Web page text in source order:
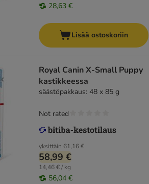
28,63 €
Lisää ostoskoriin
Royal Canin X-Small Puppy
kastikkeessa
säästöpakkaus: 48 x 85 g
yksittäin 61,16 €
58,99 €
14,46 € / kg
56,04 €
Not rated